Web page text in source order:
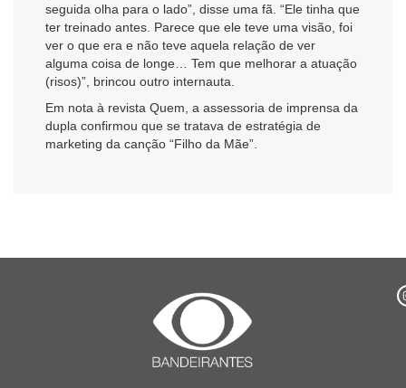
seguida olha para o lado”, disse uma fã. “Ele tinha que
ter treinado antes. Parece que ele teve uma visão, foi
ver o que era e não teve aquela relação de ver
alguma coisa de longe… Tem que melhorar a atuação
(risos)”, brincou outro internauta.
Em nota à revista Quem, a assessoria de imprensa da
dupla confirmou que se tratava de estratégia de
marketing da canção “Filho da Mãe”.